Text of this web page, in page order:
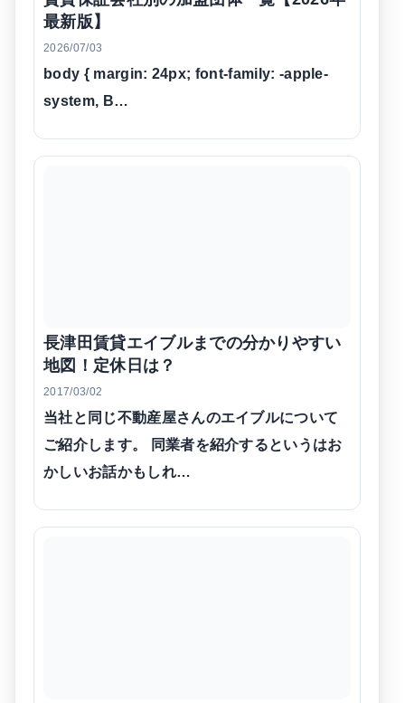
最新版】
2026/07/03
body { margin: 24px; font-family: -apple-
system, B…
長津田賃貸エイブルまでの分かりやすい
地図！定休日は？
2017/03/02
当社と同じ不動産屋さんのエイブルについて
ご紹介します。 同業者を紹介するというはお
かしいお話かもしれ…